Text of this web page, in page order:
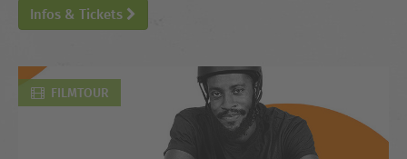
Infos & Tickets
FILMTOUR